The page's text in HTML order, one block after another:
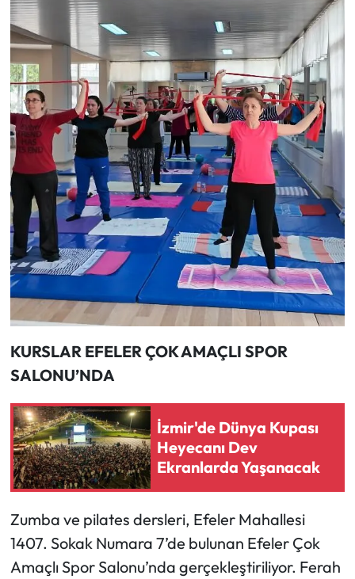
KURSLAR EFELER ÇOK AMAÇLI SPOR
SALONU’NDA
İzmir'de Dünya Kupası
Heyecanı Dev
Ekranlarda Yaşanacak
Zumba ve pilates dersleri, Efeler Mahallesi
1407. Sokak Numara 7’de bulunan Efeler Çok
Amaçlı Spor Salonu’nda gerçekleştiriliyor. Ferah